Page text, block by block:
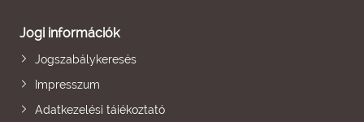
Jogi információk
Jogszabálykeresés
Impresszum
Adatkezelési tájékoztató